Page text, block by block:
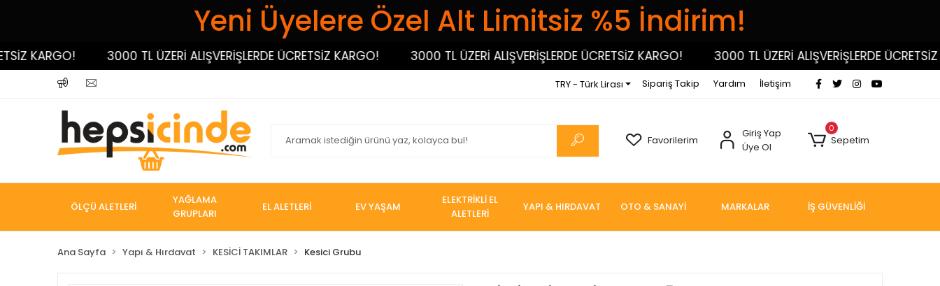
Yeni Üyelere Özel Alt Limitsiz %5 İndirim!
KARGO! 3000 TL ÜZERİ ALIŞVERİŞLERDE ÜCRETSİZ KARGO! 3000 TL ÜZERİ ALIŞVERİŞLERDE ÜCRETSİZ KARGO! 3000 TL ÜZERİ ALIŞVERİŞLERDE ÜCRETSİZ
TRY - Türk Lirası Sipariş Takip Yardım İletişim
Favorilerim
Giriş Yap
Üye Ol
0
Sepetim
ÖLÇÜ ALETLERİ
YAĞLAMA
GRUPLARI
EL ALETLERİ EV YAŞAM
ELEKTRİKLİ EL
ALETLERİ
YAPI & HIRDAVAT OTO & SANAYİ MARKALAR İŞ GÜVENLİĞİ
Ana Sayfa Yapı & Hırdavat KESİCİ TAKIMLAR Kesici Grubu